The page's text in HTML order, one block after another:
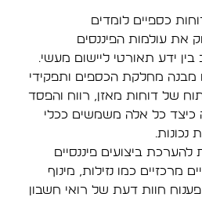
כספיים לומדים
את עולמות הפיננסים
בין ידע תאורטי ליישום מעשי.
מבנה מחלקת הכספים ותפקידי
של דוחות מאזן, רווח והפסד
כיצד כל אלה משמשים ככלי
להערכת ביצועים פיננסיים
מרכזיים כמו נזילות, מינוף
חוות דעת של רואי חשבון